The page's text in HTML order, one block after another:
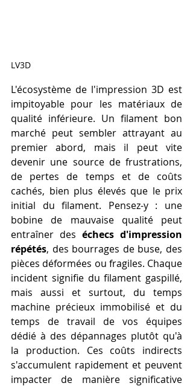
LV3D
L'écosystème de l'impression 3D est
impitoyable pour les matériaux de
qualité inférieure. Un filament bon
marché peut sembler attrayant au
premier abord, mais il peut vite
devenir une source de frustrations,
de pertes de temps et de coûts
cachés, bien plus élevés que le prix
initial du filament. Pensez-y : une
bobine de mauvaise qualité peut
entraîner des échecs d'impression
répétés, des bourrages de buse, des
pièces déformées ou fragiles. Chaque
incident signifie du filament gaspillé,
mais aussi et surtout, du temps
machine précieux immobilisé et du
temps de travail de vos équipes
dédié à des dépannages plutôt qu'à
la production. Ces coûts indirects
s'accumulent rapidement et peuvent
impacter de manière significative